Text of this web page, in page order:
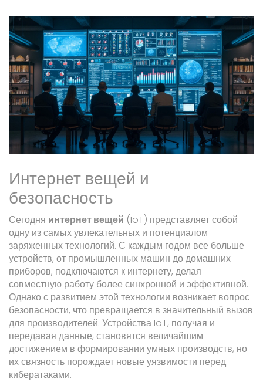
Интернет вещей и
безопасность
Сегодня интернет вещей (IoT) представляет собой
одну из самых увлекательных и потенциалом
заряженных технологий. С каждым годом все больше
устройств, от промышленных машин до домашних
приборов, подключаются к интернету, делая
совместную работу более синхронной и эффективной.
Однако с развитием этой технологии возникает вопрос
безопасности, что превращается в значительный вызов
для производителей. Устройства IoT, получая и
передавая данные, становятся величайшим
достижением в формировании умных производств, но
их связность порождает новые уязвимости перед
кибератаками.